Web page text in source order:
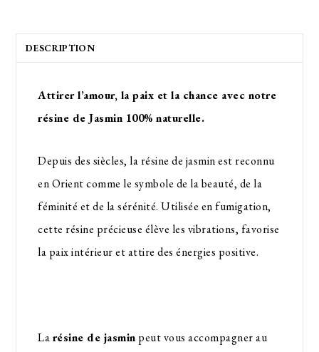
DESCRIPTION
Attirer l’amour, la paix et la chance avec notre
résine de Jasmin 100% naturelle.
Depuis des siècles, la résine de jasmin est reconnu
en Orient comme le symbole de la beauté, de la
féminité et de la sérénité. Utilisée en fumigation,
cette résine précieuse élève les vibrations, favorise
la paix intérieur et attire des énergies positive.
Larésine de jasmin peut vous accompagner au